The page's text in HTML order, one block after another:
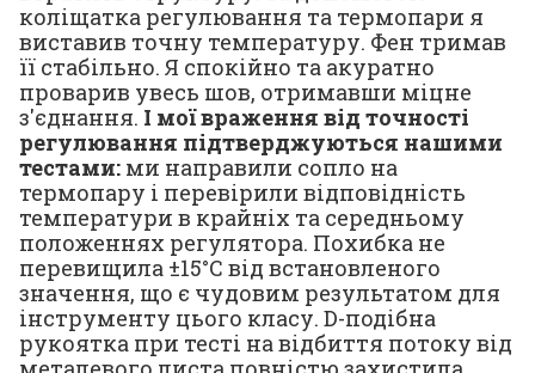
коліщатка регулювання та термопари я
виставив точну температуру. Фен тримав
її стабільно. Я спокійно та акуратно
проварив увесь шов, отримавши міцне
з'єднання. І мої враження від точності
регулювання підтверджуються нашими
тестами: ми направили сопло на
термопару і перевірили відповідність
температури в крайніх та середньому
положеннях регулятора. Похибка не
перевищила ±15°С від встановленого
значення, що є чудовим результатом для
інструменту цього класу. D-подібна
рукоятка при тесті на відбиття потоку від